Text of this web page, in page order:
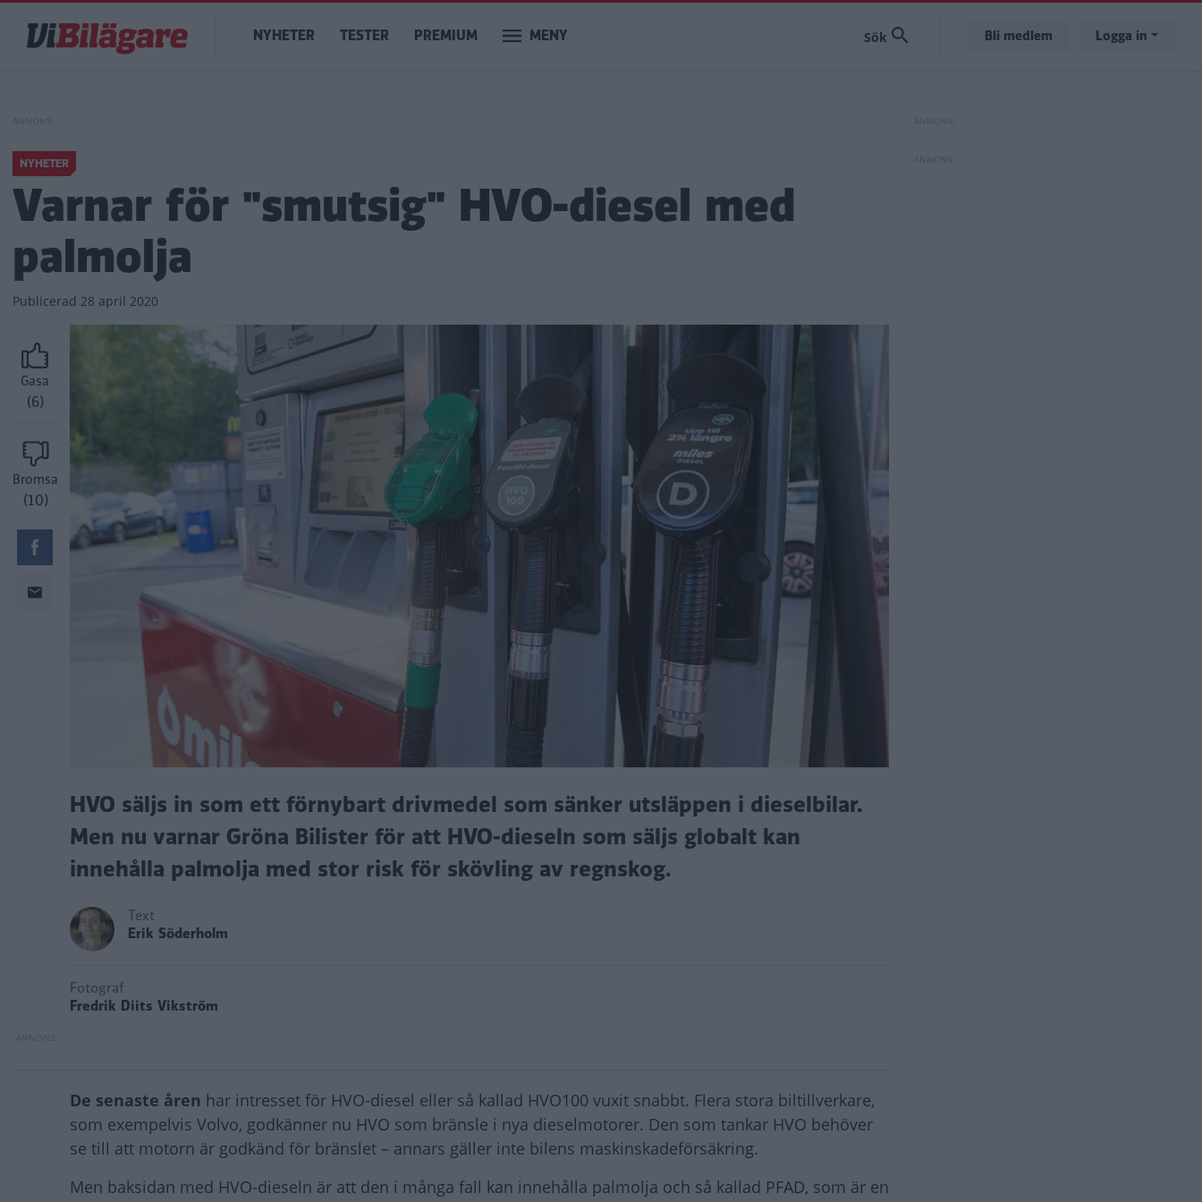
huvudinnehåll
Main
navigation
NYHETER TESTER PREMIUM MENY Bli medlem Logga in
NYHETER
Varnar för "smutsig" HVO-diesel med
palmolja
Publicerad 28 april 2020
Gasa
(6)
Bromsa
(10)
HVO säljs in som ett förnybart drivmedel som sänker utsläppen i dieselbilar.
Men nu varnar Gröna Bilister för att HVO-dieseln som säljs globalt kan
innehålla palmolja med stor risk för skövling av regnskog.
Text
Erik Söderholm
Fotograf
Fredrik Diits Vikström
De senaste åren har intresset för HVO-diesel eller så kallad HVO100 vuxit snabbt. Flera stora biltillverkare,
som exempelvis Volvo, godkänner nu HVO som bränsle i nya dieselmotorer. Den som tankar HVO behöver
se till att motorn är godkänd för bränslet – annars gäller inte bilens maskinskadeförsäkring.
Men baksidan med HVO-dieseln är att den i många fall kan innehålla palmolja och så kallad PFAD, som är en